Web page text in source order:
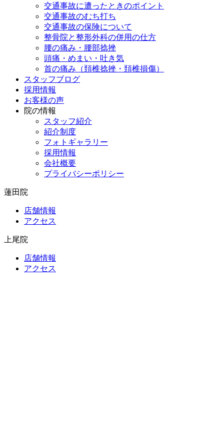
交通事故に遭ったときのポイント
交通事故のむち打ち
交通事故の保険について
整骨院と整形外科の併用の仕方
腰の痛み・腰部捻挫
頭痛・めまい・吐き気
首の痛み（頚椎捻挫・頚椎損傷）
スタッフブログ
採用情報
お客様の声
院の情報
スタッフ紹介
紹介制度
フォトギャラリー
採用情報
会社概要
プライバシーポリシー
蓮田院
店舗情報
アクセス
上尾院
店舗情報
アクセス